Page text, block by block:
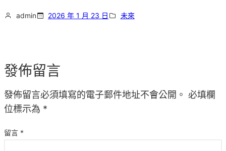
admin 2026 年 1 月 23 日 未來
發佈留言
發佈留言必須填寫的電子郵件地址不會公開。 必填欄
位標示為 *
留言 *